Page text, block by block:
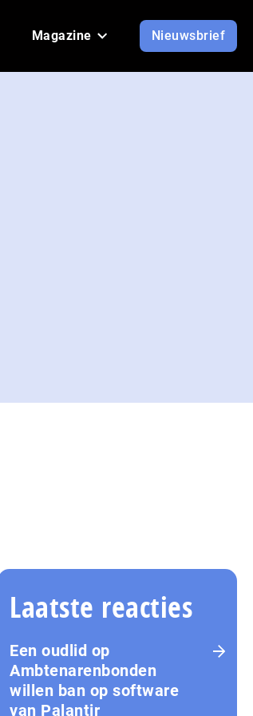
Magazine Nieuwsbrief
Laatste reacties
Een oudlid op
Ambtenarenbonden
willen ban op software
van Palantir